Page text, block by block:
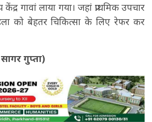
गावां लाया गया। जहां प्राथमिक उपचार
को बेहतर चिकित्सा के लिए रेफर कर
गुप्ता)